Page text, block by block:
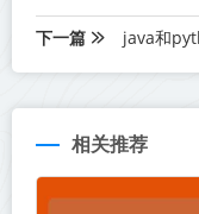
下一篇 java和
相关推荐